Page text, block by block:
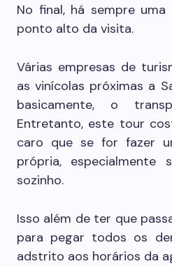
No final, há sempre
ponto alto da visita.
Várias empresas de
as vinícolas próximas a
basicamente, o
Entretanto, este tour
caro que se for fazer
própria, especialmente
sozinho.
Isso além de ter que
para pegar todos os
adstrito aos horários da